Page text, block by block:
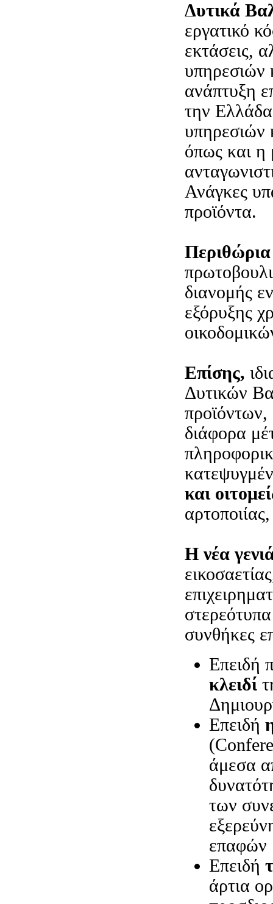
Δυτικά
εργατικό
εκτάσεις,
υπηρεσιών
ανάπτυξη
την
υπηρεσιών
όπως και η
Ανάγκες
προϊόντα.
Περιθώρια
διανομής
εξόρυξης
Επίσης,
Δυτικών
προϊόντων,
διάφορα
και οι
Η νέα
συνθήκες
Επειδή
κλειδί
Επειδή
άμεσα
των
επαφών
Επειδή
άρτια